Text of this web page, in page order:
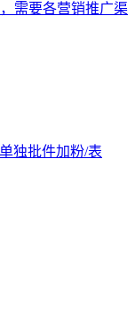
需要各营销推广渠
独批件加粉/表